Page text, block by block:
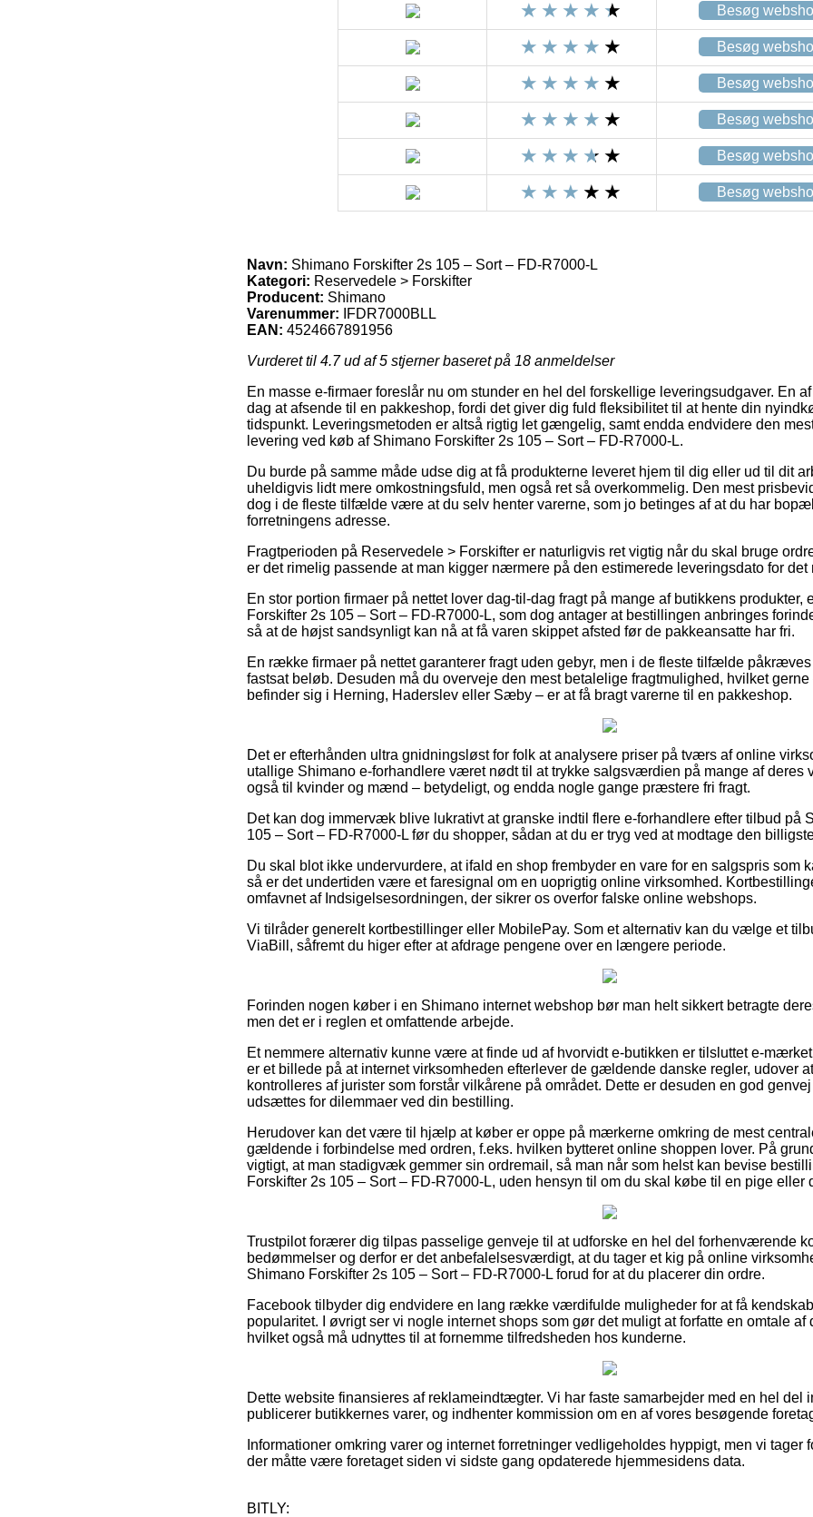
Besøg
Besøg
Besøg
Besøg
Besøg
Besøg
Navn: Shimano Forskifter 2s 105 – Sort – FD-R7000-L
Kategori: Reservedele > Forskifter
Producent: Shimano
Varenummer:
IFDR7000BLL
EAN: 4524667891956
Vurderet til 4.7ud af 5 stjerner baseret på 18 anmeldelser
En masse e-firmaer foreslår nu om stunder en hel del forskellige leveringsudgaver. En
dag at afsende til en pakkeshop, fordi det giver dig fuld fleksibilitet til at hente din
tidspunkt. Leveringsmetoden er altså rigtig let gængelig, samt endda endvidere den
levering ved køb af Shimano Forskifter 2s 105 – Sort – FD-R7000-L.
Du burde på samme måde udse dig at få produkterne leveret hjem til dig eller ud til dit
uheldigvis lidt mere omkostningsfuld, men også ret så overkommelig. Den mest
dog i de fleste tilfælde være at du selv henter varerne, som jo betinges af at du har
forretningens adresse.
Fragtperioden på Reservedele > Forskifter er naturligvis ret vigtig når du skal bruge
er det rimelig passende at man kigger nærmere på den estimerede leveringsdato for det
En stor portion firmaer på nettet lover dag-til-dag fragt på mange af butikkens produkter,
Forskifter 2s 105 – Sort – FD-R7000-L, som dog antager at bestillingen anbringes
så at de højst sandsynligt kan nå at få varen skippet afsted før de pakkeansatte har fri.
En række firmaer på nettet garanterer fragt uden gebyr, men i de fleste tilfælde
fastsat beløb. Desuden må du overveje den mest betalelige fragtmulighed, hvilket
befinder sig i Herning, Haderslev eller Sæby – er at få bragt varerne til en pakkeshop.
Det er efterhånden ultra gnidningsløst for folk at analysere priser på tværs af online
utallige Shimano e-forhandlere været nødt til at trykke salgsværdien på mange af deres
også til kvinder og mænd – betydeligt, og endda nogle gange præstere fri fragt.
Det kan dog immervæk blive lukrativt at granske indtil flere e-forhandlere efter tilbud på
105 – Sort – FD-R7000-L før du shopper, sådan at du er tryg ved at modtage den
Du skal blot ikke undervurdere, at ifald en shop frembyder en vare for en salgspris som
så er det undertiden være et faresignal om en uoprigtig online virksomhed.
omfavnet af Indsigelsesordningen, der sikrer os overfor falske online webshops.
Vi tilråder generelt kortbestillinger eller MobilePay. Som et alternativ kan du vælge et
ViaBill, såfremt du higer efter at afdrage pengene over en længere periode.
Forinden nogen køber i en Shimano internet webshop bør man helt sikkert betragte
men det er i reglen et omfattende arbejde.
Et nemmere alternativ kunne være at finde ud af hvorvidt e-butikken er tilsluttet e-
er et billede på at internet virksomheden efterlever de gældende danske regler, udover
kontrolleres af jurister som forstår vilkårene på området. Dette er desuden en god
udsættes for dilemmaer ved din bestilling.
Herudover kan det være til hjælp at køber er oppe på mærkerne omkring de mest
gældende i forbindelse med ordren, f.eks. hvilken bytteret online shoppen lover. På
vigtigt, at man stadigvæk gemmer sin ordremail, så man når som helst kan bevise
Forskifter 2s 105 – Sort – FD-R7000-L, uden hensyn til om du skal købe til en pige eller
Trustpilot forærer dig tilpas passelige genveje til at udforske en hel del forhenværende
bedømmelser og derfor er det anbefalelsesværdigt, at du tager et kig på online
Shimano Forskifter 2s 105 – Sort – FD-R7000-L forud for at du placerer din ordre.
Facebook tilbyder dig endvidere en lang række værdifulde muligheder for at få
popularitet. I øvrigt ser vi nogle internet shops som gør det muligt at forfatte en omtale
hvilket også må udnyttes til at fornemme tilfredsheden hos kunderne.
Dette website finansieres af reklameindtægter. Vi har faste samarbejder med en hel del
publicerer butikkernes varer, og indhenter kommission om en af vores besøgende
Informationer omkring varer og internet forretninger vedligeholdes hyppigt, men vi tager
der måtte være foretaget siden vi sidste gang opdaterede hjemmesidens data.
BITLY: